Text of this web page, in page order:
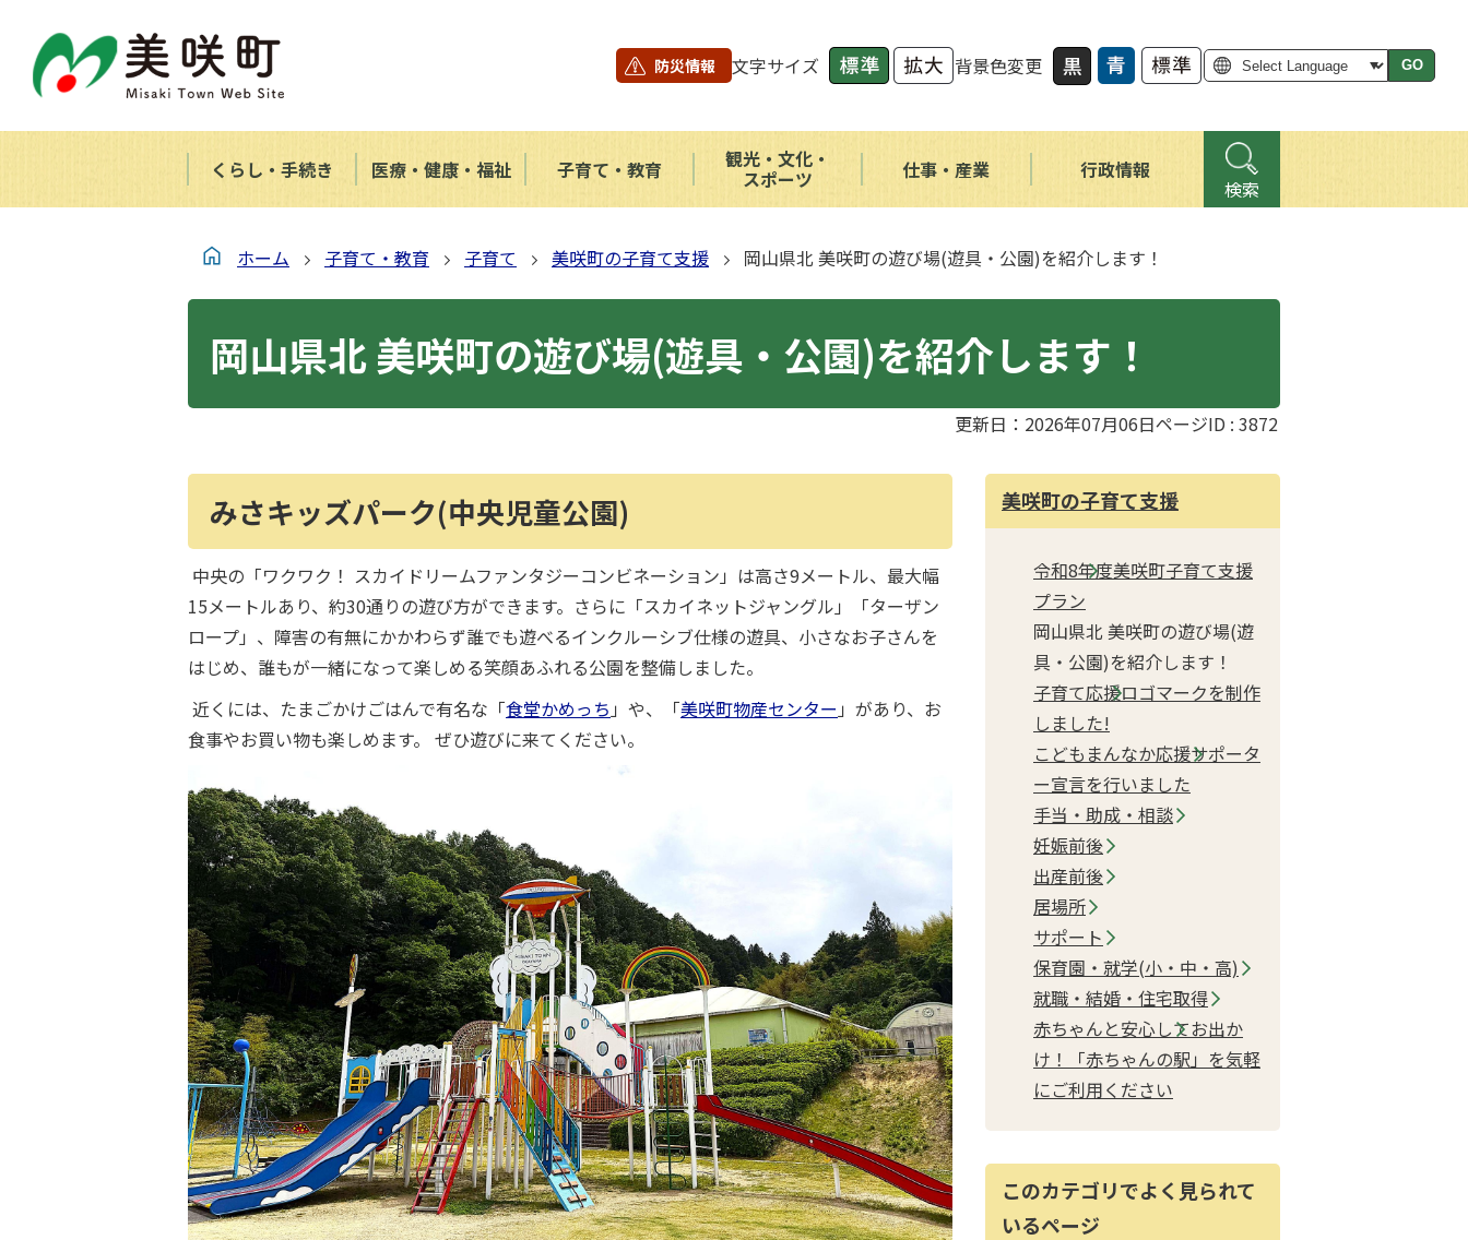
防災情報 文字サイズ 背景色変更 GO
くらし・手続き 医療・健康・福祉 子育て・教育 観光・文化・
スポーツ 仕事・産業 行政情報
検索
ホーム 子育て・教育 子育て 美咲町の子育て支援 岡山県北 美咲町の遊び場(遊具・公園)を紹介します！
岡山県北 美咲町の遊び場(遊具・公園)を紹介します！
更新日：2026年07月06日ページID : 3872
みさキッズパーク(中央児童公園)
中央の「ワクワク！ スカイドリームファンタジーコンビネーション」は高さ9メートル、最大幅
15メートルあり、約30通りの遊び方ができます。さらに「スカイネットジャングル」「ターザン
ロープ」、障害の有無にかかわらず誰でも遊べるインクルーシブ仕様の遊具、小さなお子さんを
はじめ、誰もが一緒になって楽しめる笑顔あふれる公園を整備しました。
近くには、たまごかけごはんで有名な「食堂かめっち 」や、「美咲町物産センター 」があり、お
食事やお買い物も楽しめます。 ぜひ遊びに来てください。
美咲町の子育て支援
令和8年度美咲町子育て支援
プラン
岡山県北 美咲町の遊び場(遊
具・公園)を紹介します！
子育て応援ロゴマークを制作
しました!
こどもまんなか応援サポータ
ー宣言を行いました
手当・助成・相談
妊娠前後
出産前後
居場所
サポート
保育園・就学(小・中・高)
就職・結婚・住宅取得
赤ちゃんと安心してお出か
け！「赤ちゃんの駅」を気軽
にご利用ください
このカテゴリでよく見られて
いるページ